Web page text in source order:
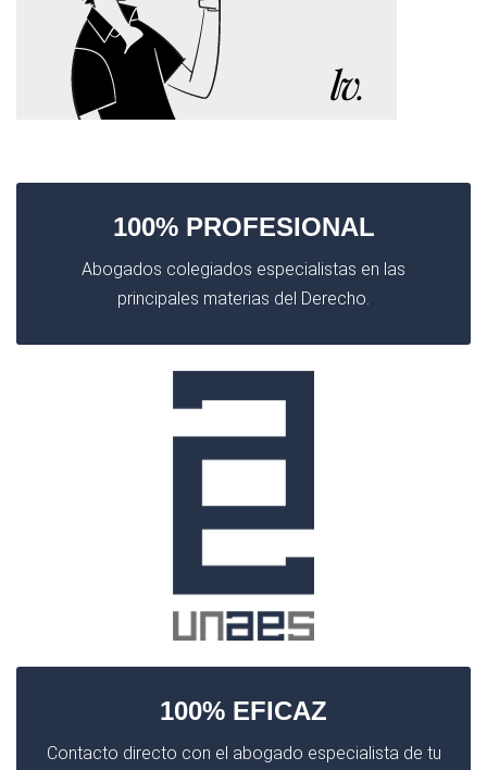
100% PROFESIONAL
Abogados colegiados especialistas en las
principales materias del Derecho.
100% EFICAZ
Contacto directo con el abogado especialista de tu